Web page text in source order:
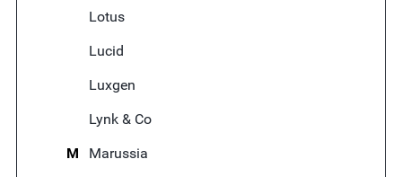
Lotus
Lucid
Luxgen
Lynk & Co
M
Marussia